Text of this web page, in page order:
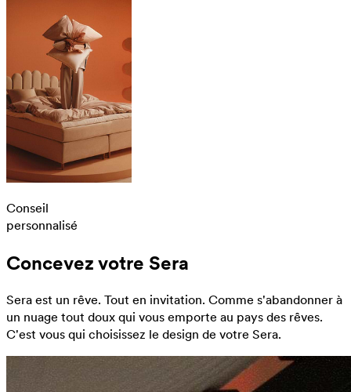
Conseil
personnalisé
Concevez votre Sera
Sera est un rêve. Tout en invitation. Comme s'abandonner à
un nuage tout doux qui vous emporte au pays des rêves.
C'est vous qui choisissez le design de votre Sera.